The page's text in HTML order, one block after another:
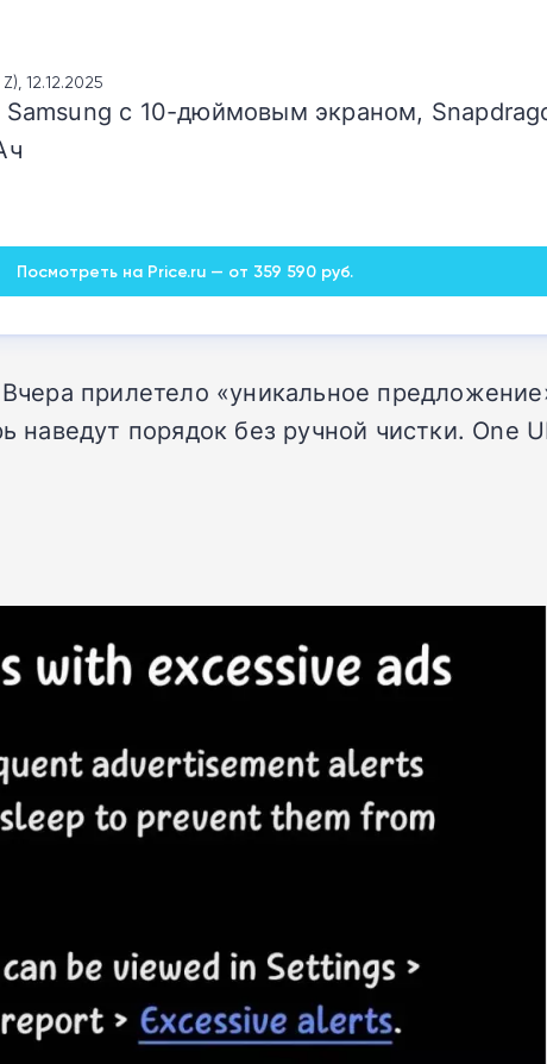
12.12.2025
с 10-дюймовым экраном,
Посмотреть на Price.ru — от 359 590 руб.
прилетело «уникальное предложение
порядок без ручной чистки. One